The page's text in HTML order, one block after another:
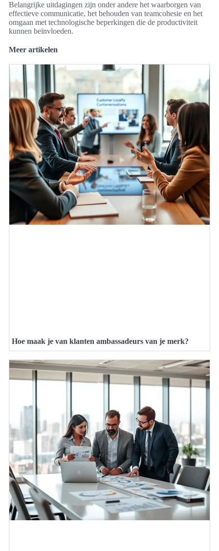
Belangrijke uitdagingen zijn onder andere het waarborgen van
effectieve communicatie, het behouden van teamcohesie en het
omgaan met technologische beperkingen die de productiviteit
kunnen beïnvloeden.
Meer artikelen
Hoe maak je van klanten ambassadeurs van je merk?